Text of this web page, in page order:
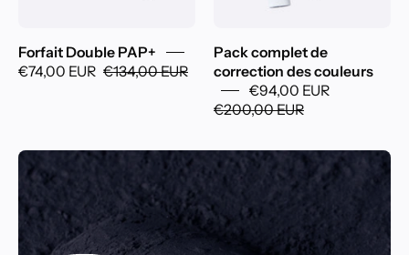
Forfait Double PAP+
€74,00 EUR €134,00 EUR
Pack complet de
correction des couleurs
€94,00 EUR
€200,00 EUR